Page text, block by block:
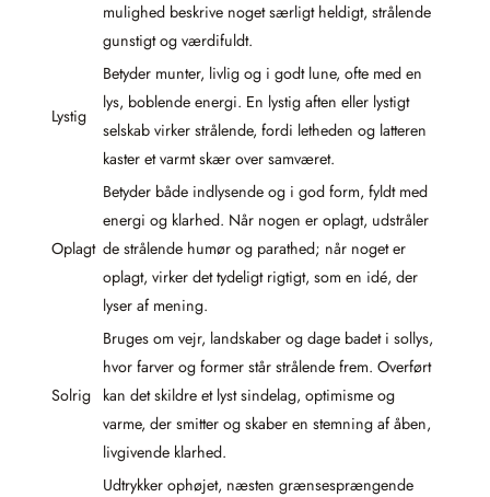
mulighed beskrive noget særligt heldigt, strålende
gunstigt og værdifuldt.
Lystig
Betyder munter, livlig og i godt lune, ofte med en
lys, boblende energi. En lystig aften eller lystigt
selskab virker strålende, fordi letheden og latteren
kaster et varmt skær over samværet.
Oplagt
Betyder både indlysende og i god form, fyldt med
energi og klarhed. Når nogen er oplagt, udstråler
de strålende humør og parathed; når noget er
oplagt, virker det tydeligt rigtigt, som en idé, der
lyser af mening.
Solrig
Bruges om vejr, landskaber og dage badet i sollys,
hvor farver og former står strålende frem. Overført
kan det skildre et lyst sindelag, optimisme og
varme, der smitter og skaber en stemning af åben,
livgivende klarhed.
Udtrykker ophøjet, næsten grænsesprængende